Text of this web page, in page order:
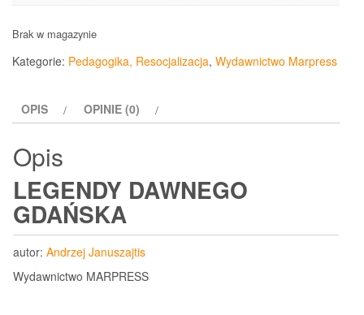
Brak w magazynie
Kategorie: Pedagogika, Resocjalizacja, Wydawnictwo Marpress
OPIS OPINIE (0)
Opis
LEGENDY DAWNEGO
GDAŃSKA
autor: Andrzej Januszajtis
Wydawnictwo MARPRESS